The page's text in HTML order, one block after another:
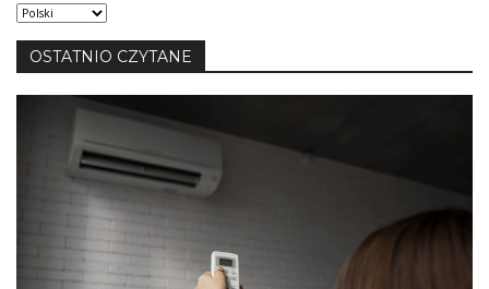
Wybierz
język
OSTATNIO CZYTANE